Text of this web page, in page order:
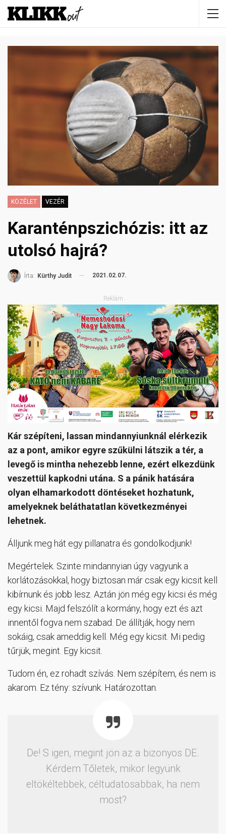
KÖZÉLET VEZÉR
Karanténpszichózis: itt az
utolsó hajrá?
Írta: Kürthy Judit 2021.02.07.
Reklám
Kár szépíteni, lassan mindannyiunknál elérkezik
az a pont, amikor egyre szűkülni látszik a tér, a
levegő is mintha nehezebb lenne, ezért elkezdünk
veszettül kapkodni utána. S a pánik hatására
olyan elhamarkodott döntéseket hozhatunk,
amelyeknek beláthatatlan következményei
lehetnek.
Álljunk meg hát egy pillanatra és gondolkodjunk!
Megértelek. Szinte mindannyian úgy vagyunk a
korlátozásokkal, hogy biztosan már csak egy kicsit kell
kibírnunk és jobb lesz. Aztán jön még egy kicsi és még
egy kicsi. Majd felszólít a kormány, hogy ezt és azt
innentől fogva nem szabad. De állítják, hogy nem
sokáig, csak ameddig kell. Még egy kicsit. Mi pedig
tűrjük, megint. Egy kicsit.
Tudom én, ez rohadt szívás. Nem szépítem, és nem is
akarom. Ez tény: szívunk. Határozottan.
De! S igen, megint jön az a bizonyos DE.
Kérdem Tőletek, mikor legyünk
eltökéltebbek, céltudatosabbak, ha nem
most?